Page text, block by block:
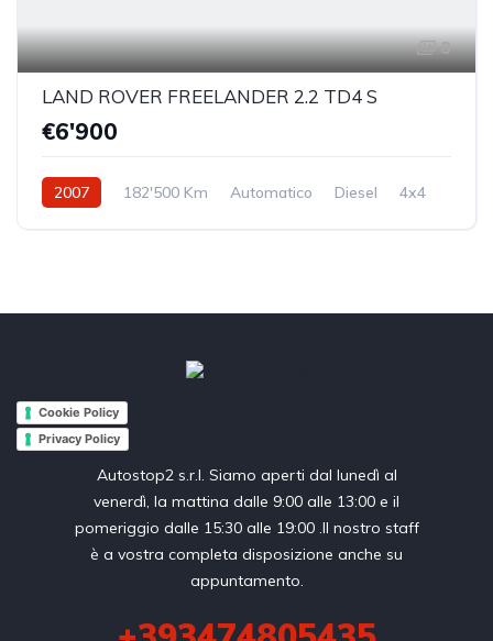
8
LAND ROVER FREELANDER 2.2 TD4 S
€6'900
2007 182'500 Km Automatico Diesel 4x4
Cookie Policy
Privacy Policy
Autostop2 s.r.l. Siamo aperti dal lunedì al
venerdì, la mattina dalle 9:00 alle 13:00 e il
pomeriggio dalle 15:30 alle 19:00 .Il nostro staff
è a vostra completa disposizione anche su
appuntamento.